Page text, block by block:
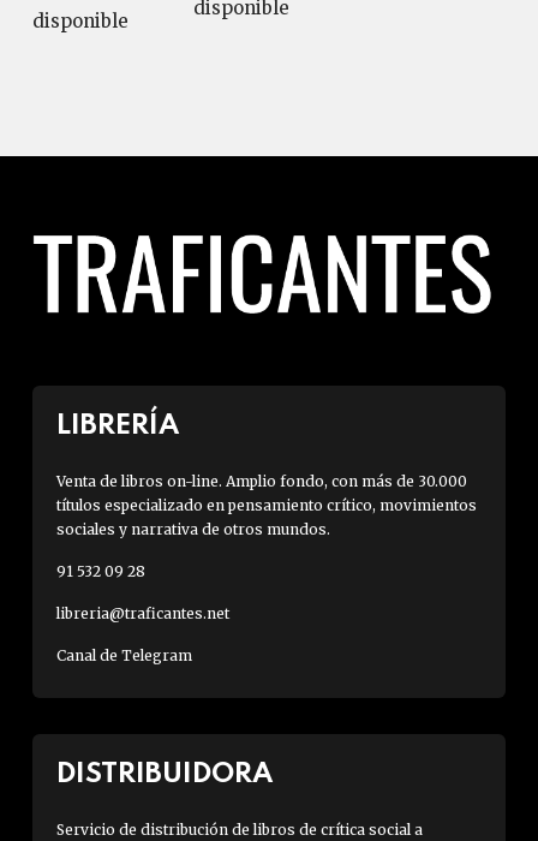
disponible
disponible
LIBRERÍA
Venta de libros on-line. Amplio fondo, con más de 30.000
títulos especializado en pensamiento crítico, movimientos
sociales y narrativa de otros mundos.
91 532 09 28
libreria@traficantes.net
Canal de Telegram
DISTRIBUIDORA
Servicio de distribución de libros de crítica social a